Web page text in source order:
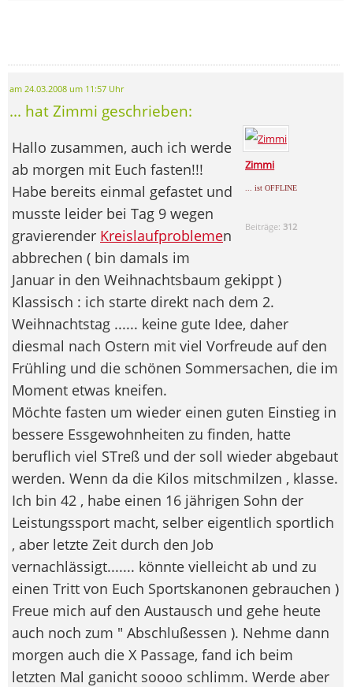
am 24.03.2008 um 11:57 Uhr
... hat Zimmi geschrieben:
Zimmi
... ist OFFLINE
Beiträge: 312
Hallo zusammen, auch ich werde
ab morgen mit Euch fasten!!!
Habe bereits einmal gefastet und
musste leider bei Tag 9 wegen
gravierender Kreislaufproblemen
abbrechen ( bin damals im
Januar in den Weihnachtsbaum gekippt )
Klassisch : ich starte direkt nach dem 2.
Weihnachtstag ...... keine gute Idee, daher
diesmal nach Ostern mit viel Vorfreude auf den
Frühling und die schönen Sommersachen, die im
Moment etwas kneifen.
Möchte fasten um wieder einen guten Einstieg in
bessere Essgewohnheiten zu finden, hatte
beruflich viel STreß und der soll wieder abgebaut
werden. Wenn da die Kilos mitschmilzen , klasse.
Ich bin 42 , habe einen 16 jährigen Sohn der
Leistungssport macht, selber eigentlich sportlich
, aber letzte Zeit durch den Job
vernachlässigt....... könnte vielleicht ab und zu
einen Tritt von Euch Sportskanonen gebrauchen )
Freue mich auf den Austausch und gehe heute
auch noch zum " Abschlußessen ). Nehme dann
morgen auch die X Passage, fand ich beim
letzten Mal ganicht soooo schlimm. Werde aber